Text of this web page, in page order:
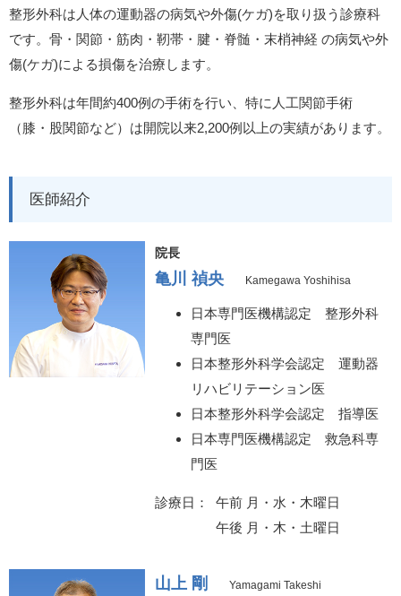
整形外科は人体の運動器の病気や外傷(ケガ)を取り扱う診療科
です。骨・関節・筋肉・靭帯・腱・脊髄・末梢神経 の病気や外
傷(ケガ)による損傷を治療します。
整形外科は年間約400例の手術を行い、特に人工関節手術
（膝・股関節など）は開院以来2,200例以上の実績があります。
医師紹介
院長
亀川 禎央 Kamegawa Yoshihisa
日本専門医機構認定 整形外科
専門医
日本整形外科学会認定 運動器
リハビリテーション医
日本整形外科学会認定 指導医
日本専門医機構認定 救急科専
門医
診療日
午前 月・水・木曜日
午後 月・木・土曜日
山上 剛 Yamagami Takeshi